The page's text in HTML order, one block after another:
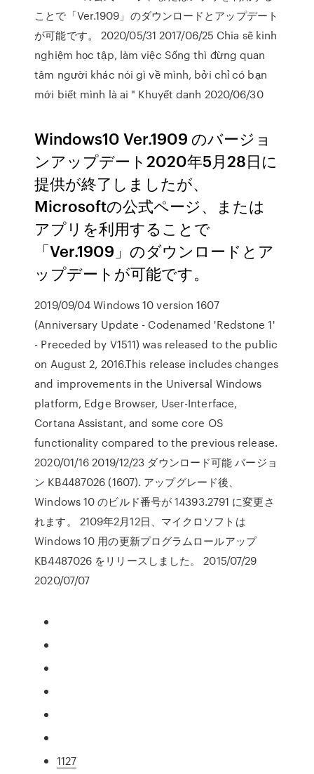
ことで「Ver.1909」のダウンロードとアップデート
が可能です。 2020/05/31 2017/06/25 Chia sẽ kinh
nghiệm học tập, làm việc Sống thì đừng quan
tâm người khác nói gì về mình, bởi chỉ có bạn
mới biết mình là ai " Khuyết danh 2020/06/30
Windows10 Ver.1909 のバージョ
ンアップデート2020年5月28日に
提供が終了しましたが、
Microsoftの公式ページ、または
アプリを利用することで
「Ver.1909」のダウンロードとア
ップデートが可能です。
2019/09/04 Windows 10 version 1607
(Anniversary Update - Codenamed 'Redstone 1'
- Preceded by V1511) was released to the public
on August 2, 2016.This release includes changes
and improvements in the Universal Windows
platform, Edge Browser, User-Interface,
Cortana Assistant, and some core OS
functionality compared to the previous release.
2020/01/16 2019/12/23 ダウンロード可能 バージョ
ン KB4487026 (1607). アップグレード後、
Windows 10 のビルド番号が 14393.2791 に変更さ
れます。 2109年2月12日、マイクロソフトは
Windows 10 用の更新プログラムロールアップ
KB4487026 をリリースしました。 2015/07/29
2020/07/07
1127